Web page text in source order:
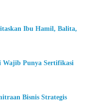
Ibu Hamil, Balita,
Wajib Punya Sertifikasi
Bisnis Strategis